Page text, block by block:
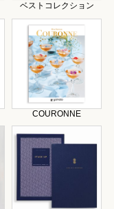
ベストコレクション
COURONNE